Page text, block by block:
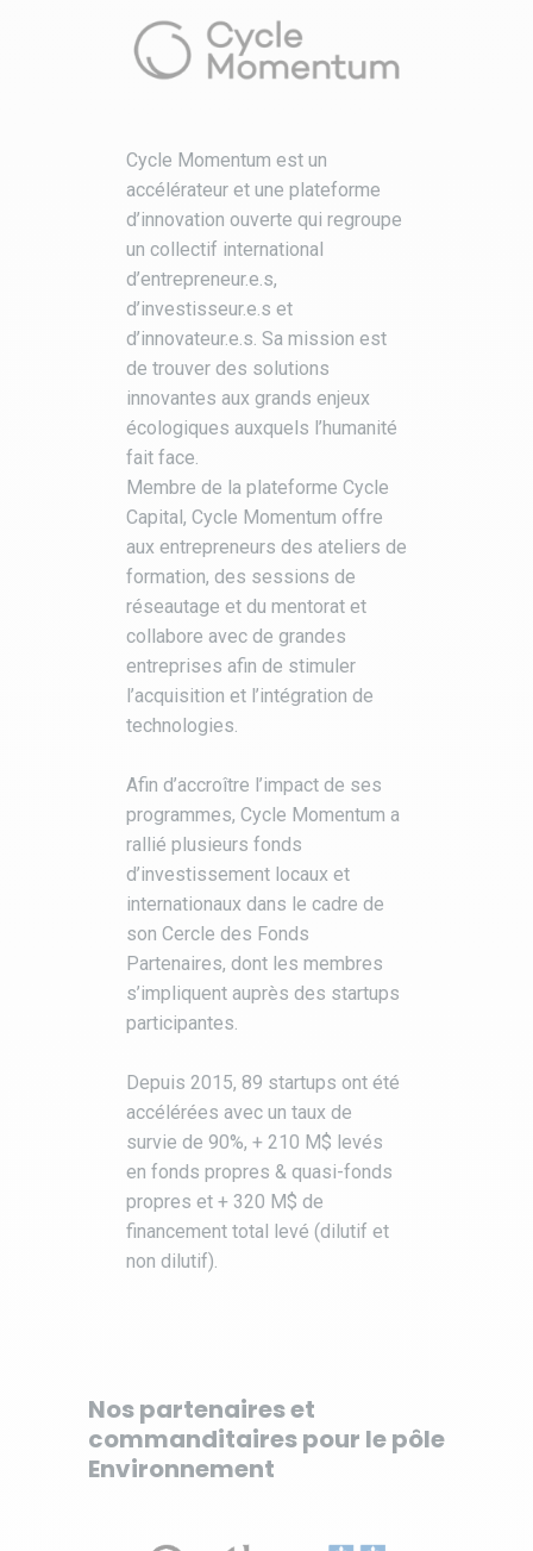
Cycle Momentum est un
accélérateur et une plateforme
d’innovation ouverte qui regroupe
un collectif international
d’entrepreneur.e.s,
d’investisseur.e.s et
d’innovateur.e.s. Sa mission est
de trouver des solutions
innovantes aux grands enjeux
écologiques auxquels l’humanité
fait face.
Membre de la plateforme Cycle
Capital, Cycle Momentum offre
aux entrepreneurs des ateliers de
formation, des sessions de
réseautage et du mentorat et
collabore avec de grandes
entreprises afin de stimuler
l’acquisition et l’intégration de
technologies.
Afin d’accroître l’impact de ses
programmes, Cycle Momentum a
rallié plusieurs fonds
d’investissement locaux et
internationaux dans le cadre de
son Cercle des Fonds
Partenaires, dont les membres
s’impliquent auprès des startups
participantes.
Depuis 2015, 89 startups ont été
accélérées avec un taux de
survie de 90%, + 210 M$ levés
en fonds propres & quasi-fonds
propres et + 320 M$ de
financement total levé (dilutif et
non dilutif).
Nos partenaires et
commanditaires pour le pôle
Environnement